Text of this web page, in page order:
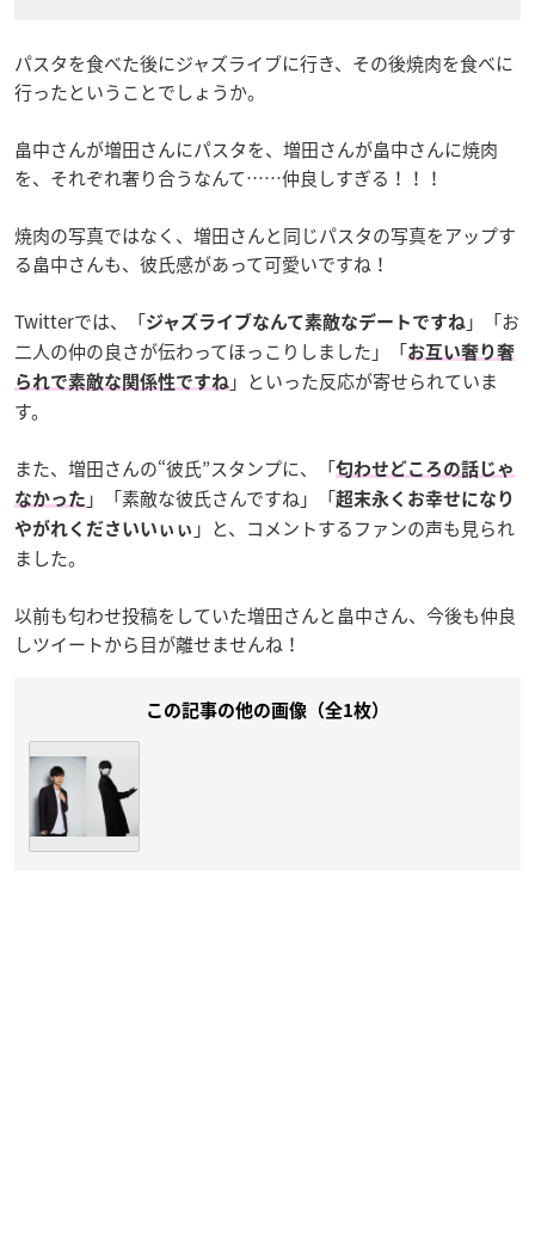
パスタを食べた後にジャズライブに行き、その後焼肉を食べに
行ったということでしょうか。
畠中さんが増田さんにパスタを、増田さんが畠中さんに焼肉
を、それぞれ奢り合うなんて……仲良しすぎる！！！
焼肉の写真ではなく、増田さんと同じパスタの写真をアップす
る畠中さんも、彼氏感があって可愛いですね！
Twitterでは、「ジャズライブなんて素敵なデートですね 」「お
二人の仲の良さが伝わってほっこりしました」「お互い奢り奢
られで素敵な関係性ですね 」といった反応が寄せられていま
す。
また、増田さんの“彼氏”スタンプに、「匂わせどころの話じゃ
なかった 」「素敵な彼氏さんですね」「超末永くお幸せになり
やがれくださいいぃぃ 」と、コメントするファンの声も見られ
ました。
以前も匂わせ投稿をしていた増田さんと畠中さん、今後も仲良
しツイートから目が離せませんね！
この記事の他の画像（全1枚）